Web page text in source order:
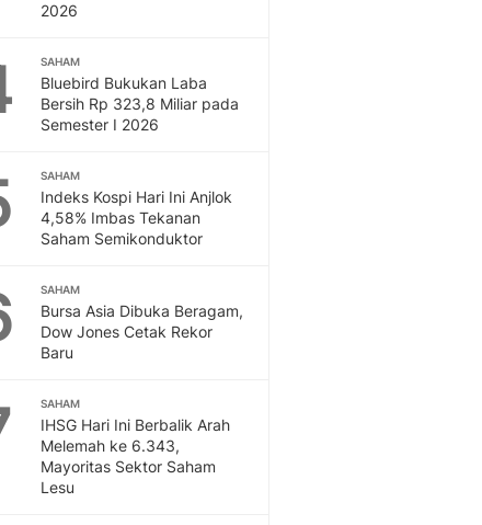
2026
SAHAM
Bluebird Bukukan Laba
Bersih Rp 323,8 Miliar pada
Semester I 2026
SAHAM
Indeks Kospi Hari Ini Anjlok
4,58% Imbas Tekanan
Saham Semikonduktor
SAHAM
Bursa Asia Dibuka Beragam,
Dow Jones Cetak Rekor
Baru
SAHAM
IHSG Hari Ini Berbalik Arah
Melemah ke 6.343,
Mayoritas Sektor Saham
Lesu